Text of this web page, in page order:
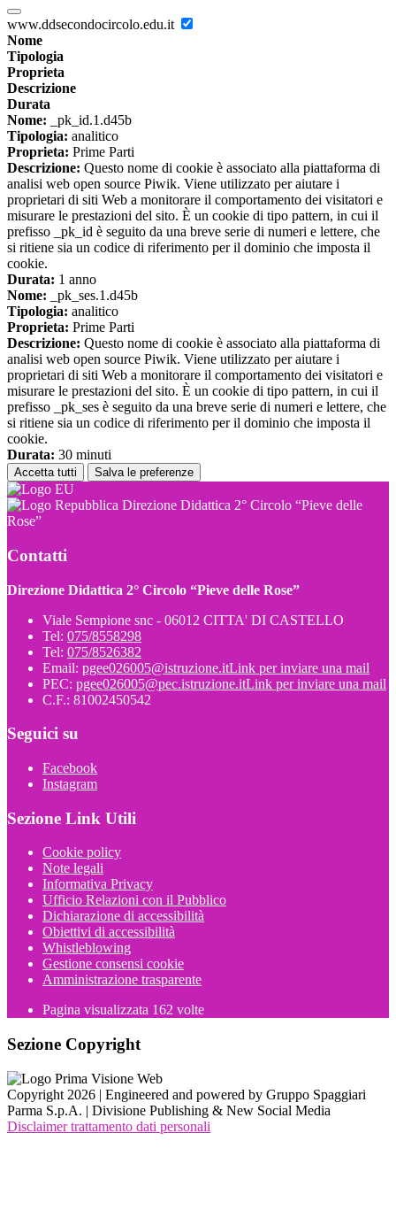
www.ddsecondocircolo.edu.it
Nome
Tipologia
Proprieta
Descrizione
Durata
Nome: _pk_id.1.d45b
Tipologia: analitico
Proprieta: Prime Parti
Descrizione: Questo nome di cookie è associato alla piattaforma di
analisi web open source Piwik. Viene utilizzato per aiutare i
proprietari di siti Web a monitorare il comportamento dei visitatori e
misurare le prestazioni del sito. È un cookie di tipo pattern, in cui il
prefisso _pk_id è seguito da una breve serie di numeri e lettere, che
si ritiene sia un codice di riferimento per il dominio che imposta il
cookie.
Durata: 1 anno
Nome: _pk_ses.1.d45b
Tipologia: analitico
Proprieta: Prime Parti
Descrizione: Questo nome di cookie è associato alla piattaforma di
analisi web open source Piwik. Viene utilizzato per aiutare i
proprietari di siti Web a monitorare il comportamento dei visitatori e
misurare le prestazioni del sito. È un cookie di tipo pattern, in cui il
prefisso _pk_ses è seguito da una breve serie di numeri e lettere, che
si ritiene sia un codice di riferimento per il dominio che imposta il
cookie.
Durata: 30 minuti
Accetta tutti Salva le preferenze
Direzione Didattica 2° Circolo “Pieve delle
Rose”
Contatti
Direzione Didattica 2° Circolo “Pieve delle Rose”
Viale Sempione snc - 06012 CITTA' DI CASTELLO
Tel: 075/8558298
Tel: 075/8526382
Email: pgee026005@istruzione.itLink per inviare una mail
PEC: pgee026005@pec.istruzione.itLink per inviare una mail
C.F.: 81002450542
Seguici su
Facebook
Instagram
Sezione Link Utili
Cookie policy
Note legali
Informativa Privacy
Ufficio Relazioni con il Pubblico
Dichiarazione di accessibilità
Obiettivi di accessibilità
Whistleblowing
Gestione consensi cookie
Amministrazione trasparente
Pagina visualizzata 162 volte
Sezione Copyright
Copyright 2026 | Engineered and powered by Gruppo Spaggiari
Parma S.p.A. | Divisione Publishing & New Social Media
Disclaimer trattamento dati personali